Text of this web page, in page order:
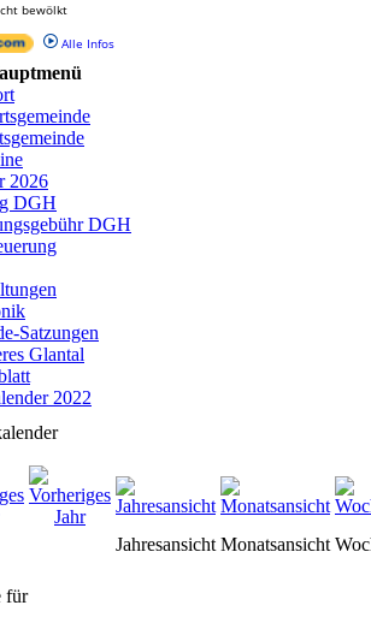
bewölkt
Alle Infos
2026
DGH
DGH
Satzungen
Glantal
2022
Jahresansicht Monatsansicht
für